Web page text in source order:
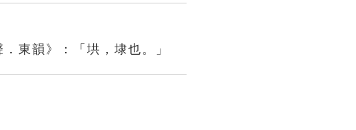
東韻》：「垬，埭也。」